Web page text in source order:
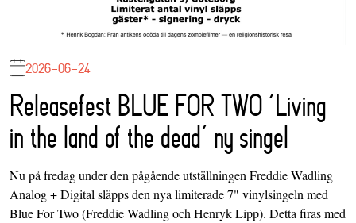
2026-06-24
Releasefest BLUE FOR TWO ‘Living
in the land of the dead’ ny singel
Nu på fredag under den pågående utställningen Freddie Wadling
Analog + Digital släpps den nya limiterade 7" vinylsingeln med
Blue For Two (Freddie Wadling och Henryk Lipp). Detta firas med